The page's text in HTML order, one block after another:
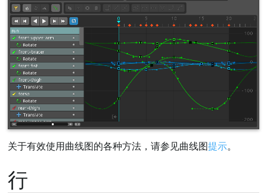
预设
导航
帧
自动
选择
同步
框选
操作关键帧
新关键帧
轴
剪贴板按钮
关于有效使用曲线图的各种方法，请参见曲线图提示。
行